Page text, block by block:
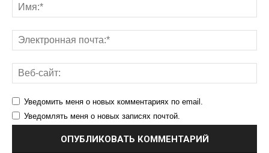
Уведомить меня о новых комментариях по email.
Уведомлять меня о новых записях почтой.